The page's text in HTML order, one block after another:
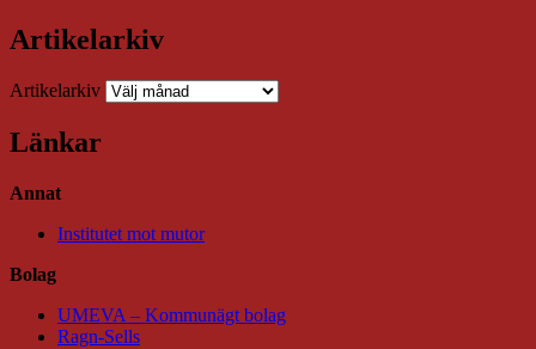
Artikelarkiv
Artikelarkiv
Länkar
Annat
Institutet mot mutor
Bolag
UMEVA – Kommunägt bolag
Ragn-Sells